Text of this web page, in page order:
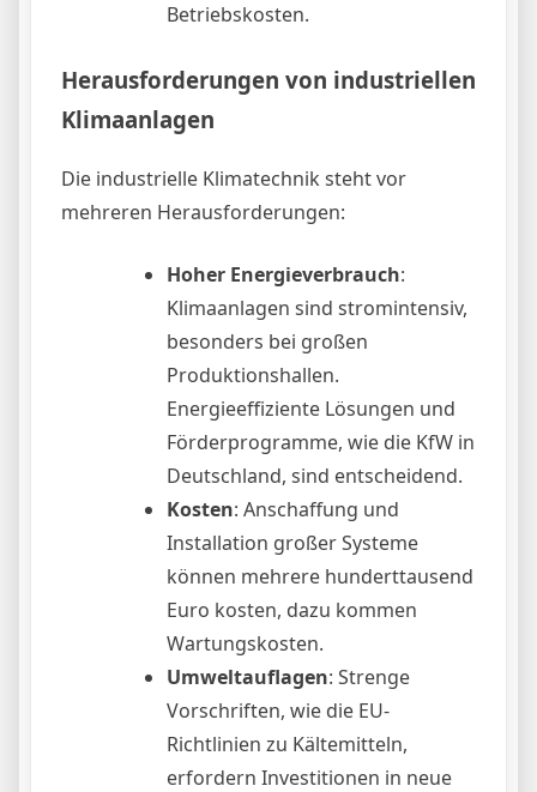
Betriebskosten.
Herausforderungen von industriellen
Klimaanlagen
Die industrielle Klimatechnik steht vor
mehreren Herausforderungen:
Hoher Energieverbrauch:
Klimaanlagen sind stromintensiv,
besonders bei großen
Produktionshallen.
Energieeffiziente Lösungen und
Förderprogramme, wie die KfW in
Deutschland, sind entscheidend.
Kosten: Anschaffung und
Installation großer Systeme
können mehrere hunderttausend
Euro kosten, dazu kommen
Wartungskosten.
Umweltauflagen: Strenge
Vorschriften, wie die EU-
Richtlinien zu Kältemitteln,
erfordern Investitionen in neue